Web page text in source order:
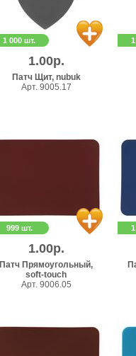
1 000 шт.
1.00р.
Патч Щит, nubuk
Арт. 9005.17
999 шт.
1.00р.
Патч Прямоугольный,
soft-touch
Арт. 9006.05